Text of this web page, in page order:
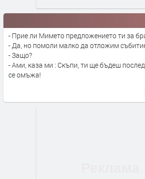
- Прие ли Мимето предложението ти за
- Да, но помоли малко да отложим
- Защо?
- Ами, каза ми : Скъпи, ти ще бъдеш
се омъжа!